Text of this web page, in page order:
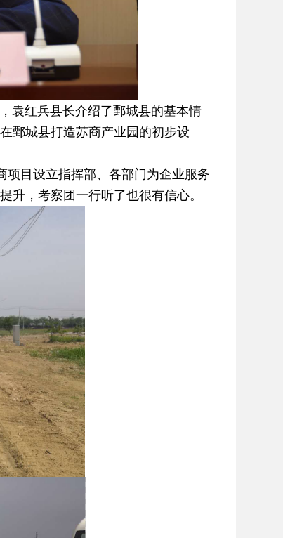
红兵县长介绍了鄄城县的基本情
鄄城县打造苏商产业园的初步设
目设立指挥部、各部门为企业服务
升，考察团一行听了也很有信心。